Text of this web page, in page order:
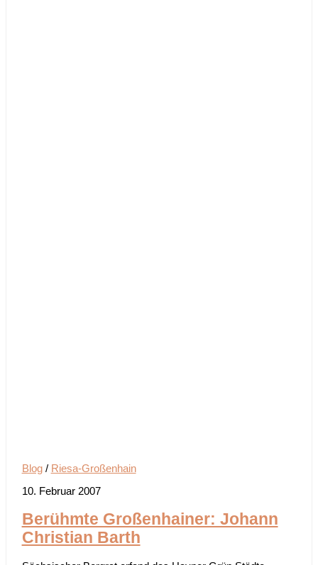
Blog/ Riesa-Großenhain
10. Februar 2007
Berühmte Großenhainer: Johann
Christian Barth